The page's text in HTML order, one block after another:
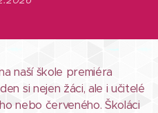
naší škole premiéra
si nejen žáci, ale i učitelé
nebo červeného. Školáci